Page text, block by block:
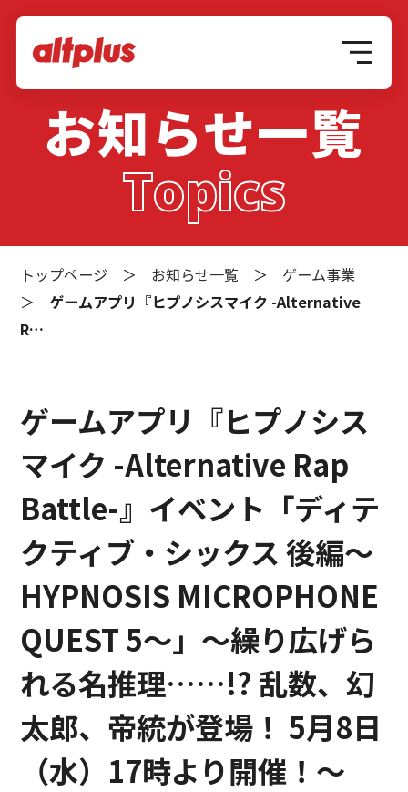
お知らせ一覧
Topics
トップページ ＞ お知らせ一覧 ＞ ゲーム事業
＞ ゲームアプリ『ヒプノシスマイク -Alternative
R…
ゲームアプリ『ヒプノシス
マイク -Alternative Rap
Battle-』イベント「ディテ
クティブ・シックス 後編～
HYPNOSIS MICROPHONE
QUEST 5～」～繰り広げら
れる名推理……!? 乱数、幻
太郎、帝統が登場！ 5月8日
（水）17時より開催！～